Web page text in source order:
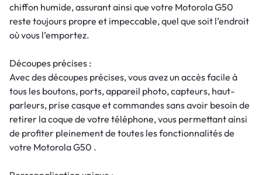
chiffon humide, assurant ainsi que votre Motorola G50
reste toujours propre et impeccable, quel que soit l’endroit
où vous l’emportez.
Découpes précises :
Avec des découpes précises, vous avez un accès facile à
tous les boutons, ports, appareil photo, capteurs, haut-
parleurs, prise casque et commandes sans avoir besoin de
retirer la coque de votre téléphone, vous permettant ainsi
de profiter pleinement de toutes les fonctionnalités de
votre Motorola G50 .